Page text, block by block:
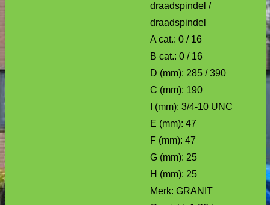
draadspindel /
draadspindel
A cat.: 0 / 16
B cat.: 0 / 16
D (mm): 285 / 390
C (mm): 190
I (mm): 3/4-10 UNC
E (mm): 47
F (mm): 47
G (mm): 25
H (mm): 25
Merk: GRANIT